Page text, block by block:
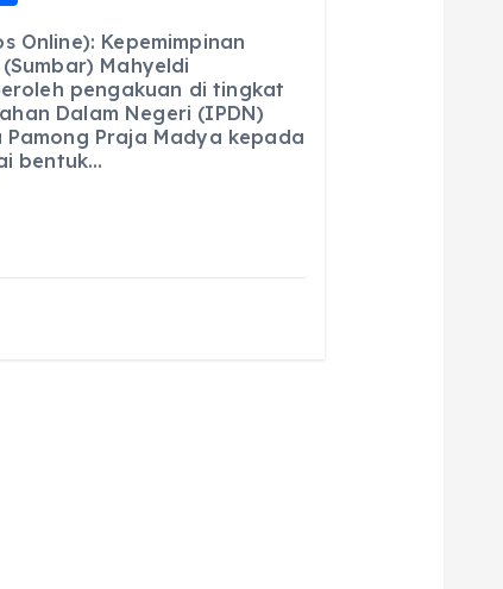
h
a
re
Online): Kepemimpinan
Mahyeldi
pengakuan di tingkat
Dalam Negeri (IPDN)
Praja Madya kepada
bentuk…